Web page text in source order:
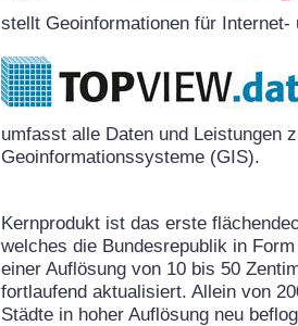
stellt Geoinformationen für Internet-
umfasst alle Daten und Leistungen
Geoinformationssysteme (GIS).
Kernprodukt ist das erste
welches die Bundesrepublik in
einer Auflösung von 10 bis 50
fortlaufend aktualisiert. Allein von
Städte in hoher Auflösung neu